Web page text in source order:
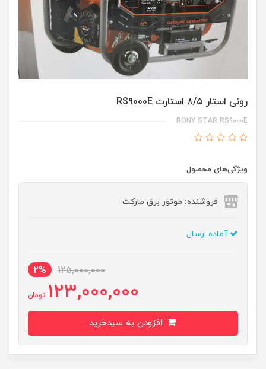
رونی استار ۸/۵ استارت RS9000E
RONY STAR RS9000E
ویژگی‌های محصول
فروشنده: موتور برق مارکت
آماده ارسال
125,000,000
2%
123,000,000 تومان